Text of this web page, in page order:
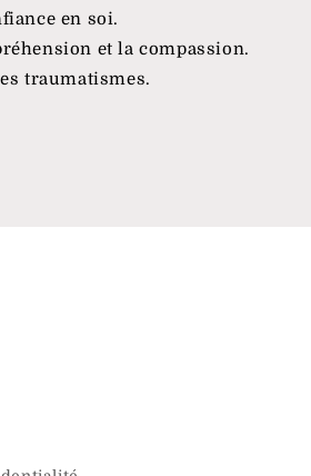
en soi.
et la compassion.
traumatismes.